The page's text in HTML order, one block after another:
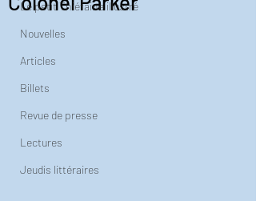
Le petit Thiéfaine illustré
Nouvelles
Articles
Billets
Revue de presse
Lectures
Jeudis littéraires